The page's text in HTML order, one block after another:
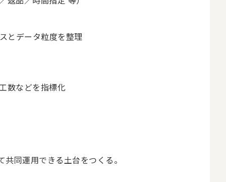
とデータ粒度を整理
数などを指標化
同運用できる土台をつくる。